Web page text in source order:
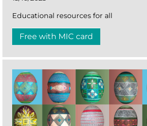
Educational resources for all
Free with MIC card